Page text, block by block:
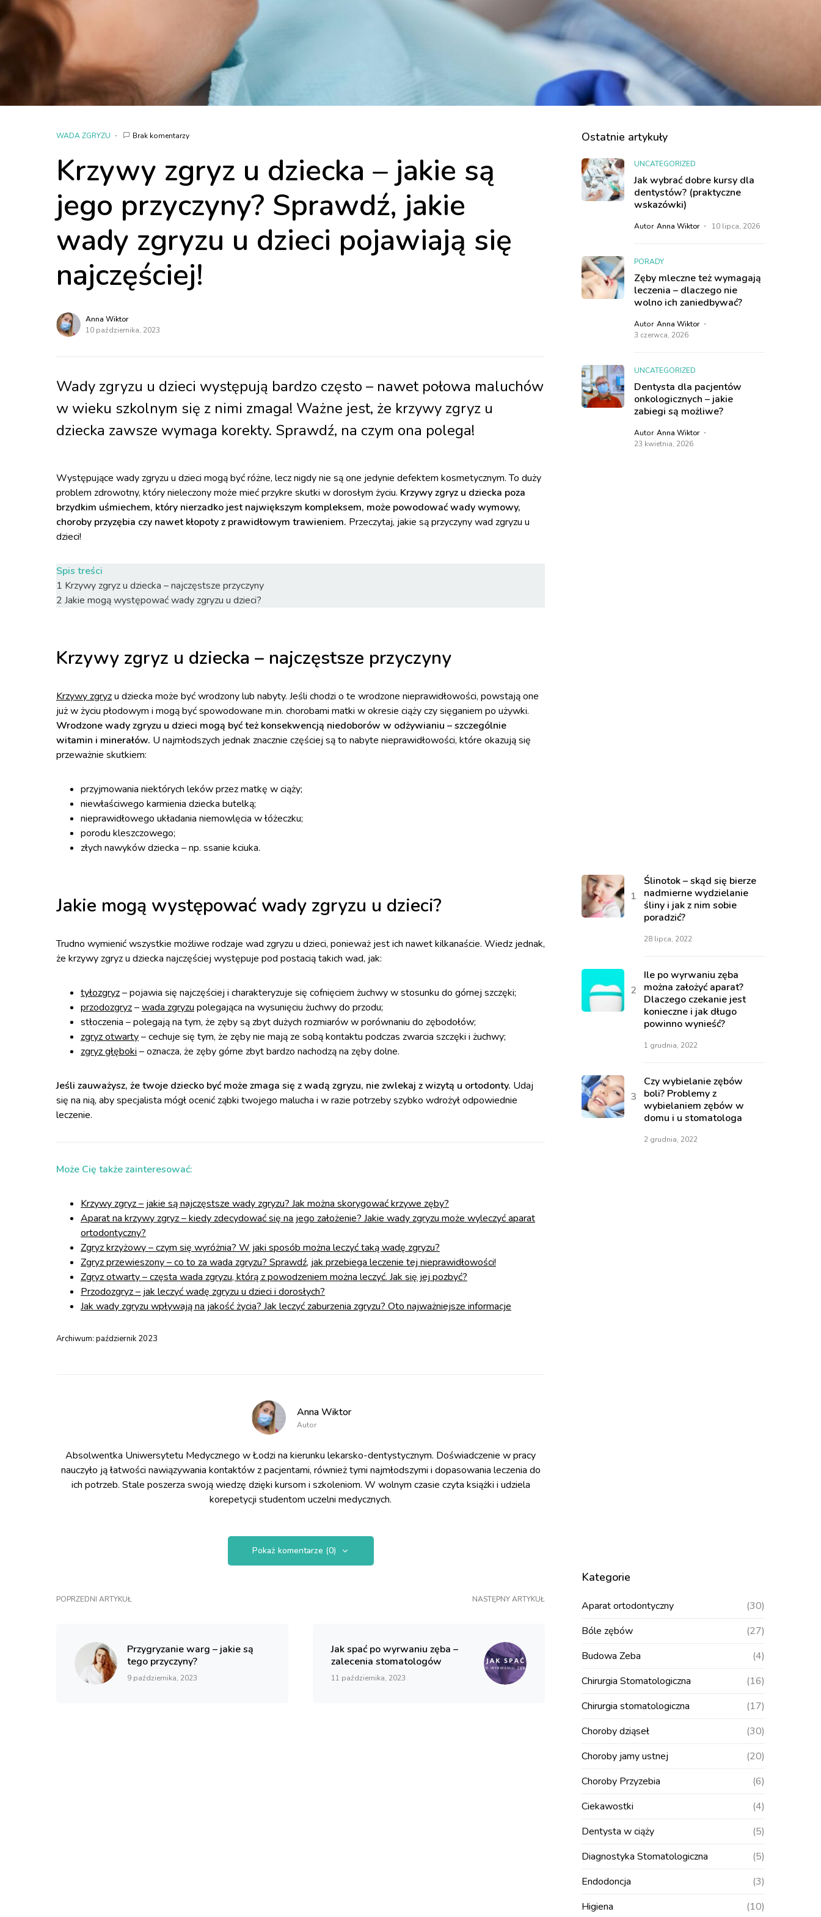
WADA ZGRYZU Brak komentarzy
Krzywy zgryz u dziecka – jakie są
jego przyczyny? Sprawdź, jakie
wady zgryzu u dzieci pojawiają się
najczęściej!
Anna Wiktor
10 października, 2023
Wady zgryzu u dzieci występują bardzo często – nawet połowa maluchów
w wieku szkolnym się z nimi zmaga! Ważne jest, że krzywy zgryz u
dziecka zawsze wymaga korekty. Sprawdź, na czym ona polega!
Występujące wady zgryzu u dzieci mogą być różne, lecz nigdy nie są one jedynie defektem kosmetycznym. To duży
problem zdrowotny, który nieleczony może mieć przykre skutki w dorosłym życiu. Krzywy zgryz u dziecka poza
brzydkim uśmiechem, który nierzadko jest największym kompleksem, może powodować wady wymowy,
choroby przyzębia czy nawet kłopoty z prawidłowym trawieniem. Przeczytaj, jakie są przyczyny wad zgryzu u
dzieci!
Spis treści
1 Krzywy zgryz u dziecka – najczęstsze przyczyny
2 Jakie mogą występować wady zgryzu u dzieci?
Krzywy zgryz u dziecka – najczęstsze przyczyny
Krzywy zgryzu dziecka może być wrodzony lub nabyty. Jeśli chodzi o te wrodzone nieprawidłowości, powstają one
już w życiu płodowym i mogą być spowodowane m.in. chorobami matki w okresie ciąży czy sięganiem po używki.
Wrodzone wady zgryzu u dzieci mogą być też konsekwencją niedoborów w odżywianiu – szczególnie
witamin i minerałów. U najmłodszych jednak znacznie częściej są to nabyte nieprawidłowości, które okazują się
przeważnie skutkiem:
przyjmowania niektórych leków przez matkę w ciąży;
niewłaściwego karmienia dziecka butelką;
nieprawidłowego układania niemowlęcia w łóżeczku;
porodu kleszczowego;
złych nawyków dziecka – np. ssanie kciuka.
Jakie mogą występować wady zgryzu u dzieci?
Trudno wymienić wszystkie możliwe rodzaje wad zgryzu u dzieci, ponieważ jest ich nawet kilkanaście. Wiedz jednak,
że krzywy zgryz u dziecka najczęściej występuje pod postacią takich wad, jak:
tyłozgryz– pojawia się najczęściej i charakteryzuje się cofnięciem żuchwy w stosunku do górnej szczęki;
przodozgryz–wada zgryzu polegająca na wysunięciu żuchwy do przodu;
stłoczenia – polegają na tym, że zęby są zbyt dużych rozmiarów w porównaniu do zębodołów;
zgryz otwarty– cechuje się tym, że zęby nie mają ze sobą kontaktu podczas zwarcia szczęki i żuchwy;
zgryz głęboki – oznacza, że zęby górne zbyt bardzo nachodzą na zęby dolne.
Jeśli zauważysz, że twoje dziecko być może zmaga się z wadą zgryzu, nie zwlekaj z wizytą u ortodonty. Udaj
się na nią, aby specjalista mógł ocenić ząbki twojego malucha i w razie potrzeby szybko wdrożył odpowiednie
leczenie.
Może Cię także zainteresować:
Krzywy zgryz – jakie są najczęstsze wady zgryzu? Jak można skorygować krzywe zęby?
Aparat na krzywy zgryz – kiedy zdecydować się na jego założenie? Jakie wady zgryzu może wyleczyć aparat
ortodontyczny?
Zgryz krzyżowy – czym się wyróżnia? W jaki sposób można leczyć taką wadę zgryzu?
Zgryz przewieszony – co to za wada zgryzu? Sprawdź, jak przebiega leczenie tej nieprawidłowości!
Zgryz otwarty – częsta wada zgryzu, którą z powodzeniem można leczyć. Jak się jej pozbyć?
Przodozgryz – jak leczyć wadę zgryzu u dzieci i dorosłych?
Jak wady zgryzu wpływają na jakość życia? Jak leczyć zaburzenia zgryzu? Oto najważniejsze informacje
Archiwum: październik 2023
Anna Wiktor
Autor
Absolwentka Uniwersytetu Medycznego w Łodzi na kierunku lekarsko-dentystycznym. Doświadczenie w pracy
nauczyło ją łatwości nawiązywania kontaktów z pacjentami, również tymi najmłodszymi i dopasowania leczenia do
ich potrzeb. Stale poszerza swoją wiedzę dzięki kursom i szkoleniom. W wolnym czasie czyta książki i udziela
korepetycji studentom uczelni medycznych.
Pokaż komentarze (0)
POPRZEDNI ARTYKUŁ
Przygryzanie warg – jakie są
tego przyczyny?
9 października, 2023
NASTĘPNY ARTYKUŁ
Jak spać po wyrwaniu zęba –
zalecenia stomatologów
11 października, 2023
Ostatnie artykuły
UNCATEGORIZED
Jak wybrać dobre kursy dla
dentystów? (praktyczne
wskazówki)
Autor Anna Wiktor 10 lipca, 2026
PORADY
Zęby mleczne też wymagają
leczenia – dlaczego nie
wolno ich zaniedbywać?
Autor Anna Wiktor
3 czerwca, 2026
UNCATEGORIZED
Dentysta dla pacjentów
onkologicznych – jakie
zabiegi są możliwe?
Autor Anna Wiktor
23 kwietnia, 2026
Ślinotok – skąd się bierze
nadmierne wydzielanie
śliny i jak z nim sobie
poradzić?
28 lipca, 2022
Ile po wyrwaniu zęba
można założyć aparat?
Dlaczego czekanie jest
konieczne i jak długo
powinno wynieść?
1 grudnia, 2022
Czy wybielanie zębów
boli? Problemy z
wybielaniem zębów w
domu i u stomatologa
2 grudnia, 2022
Kategorie
Aparat ortodontyczny
(30)
Bóle zębów
(27)
Budowa Zeba
(4)
Chirurgia Stomatologiczna
(16)
Chirurgia stomatologiczna
(17)
Choroby dziąseł
(30)
Choroby jamy ustnej
(20)
Choroby Przyzebia
(6)
Ciekawostki
(4)
Dentysta w ciąży
(5)
Diagnostyka Stomatologiczna
(5)
Endodoncja
(3)
Higiena
(10)